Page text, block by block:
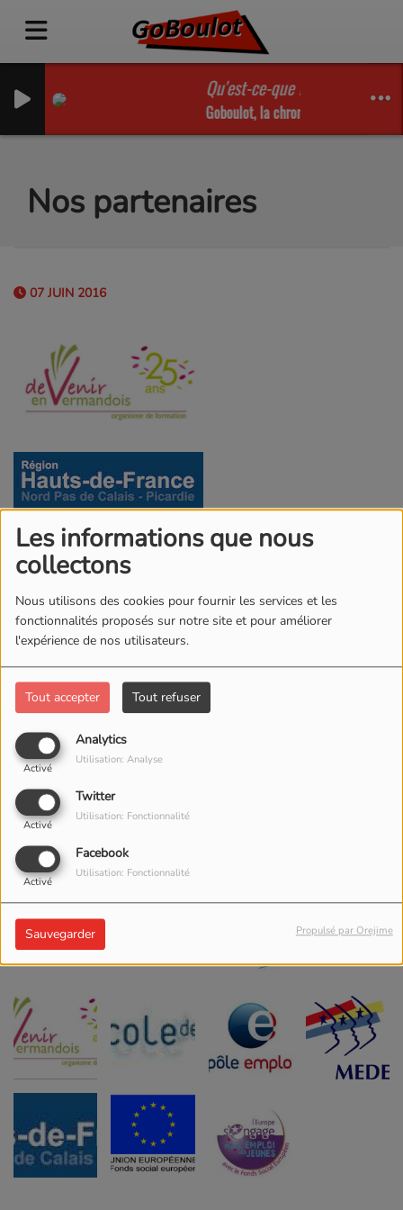
Les informations que nous
collectons
Nous utilisons des cookies pour fournir les services et les
fonctionnalités proposés sur notre site et pour améliorer
l'expérience de nos utilisateurs.
Tout accepter Tout refuser
Analytics
Activé
Utilisation: Analyse
Twitter
Activé
Utilisation: Fonctionnalité
Facebook
Activé
Utilisation: Fonctionnalité
Sauvegarder Propulsé par Orejime
Qu'est-ce-que la VAE - Les
Goboulot, la chronique France Travail
Nos partenaires
07 JUIN 2016